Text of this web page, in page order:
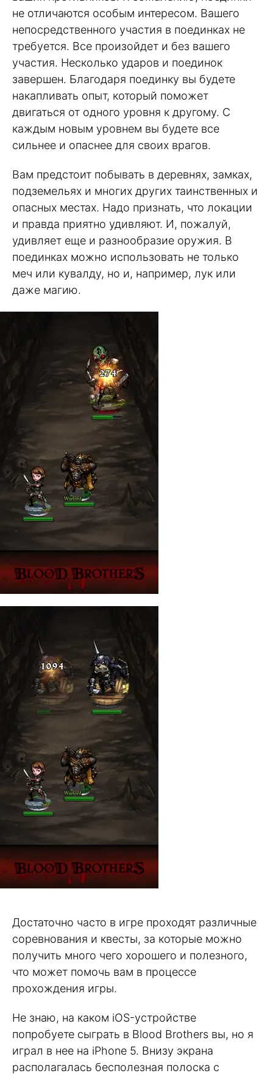
не отличаются особым интересом. Вашего
непосредственного участия в поединках не
требуется. Все произойдет и без вашего
участия. Несколько ударов и поединок
завершен. Благодаря поединку вы будете
накапливать опыт, который поможет
двигаться от одного уровня к другому. С
каждым новым уровнем вы будете все
сильнее и опаснее для своих врагов.
Вам предстоит побывать в деревнях, замках,
подземельях и многих других таинственных и
опасных местах. Надо признать, что локации
и правда приятно удивляют. И, пожалуй,
удивляет еще и разнообразие оружия. В
поединках можно использовать не только
меч или кувалду, но и, например, лук или
даже магию.
Достаточно часто в игре проходят различные
соревнования и квесты, за которые можно
получить много чего хорошего и полезного,
что может помочь вам в процессе
прохождения игры.
Не знаю, на каком iOS-устройстве
попробуете сыграть в Blood Brothers вы, но я
играл в нее на iPhone 5. Внизу экрана
располагалась бесполезная полоска с